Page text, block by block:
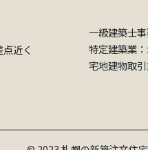
近く
一級建築士
特定建築業
宅地建物取